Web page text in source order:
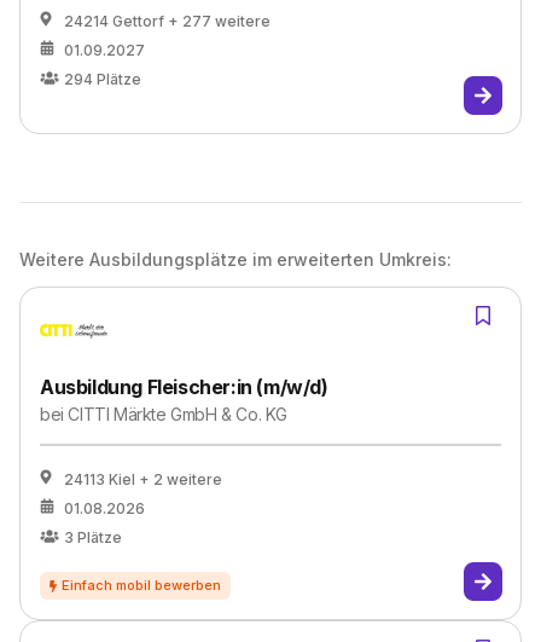
24214 Gettorf + 277 weitere
01.09.2027
294 Plätze
Weitere Ausbildungsplätze im erweiterten Umkreis:
Ausbildung Fleischer:in (m/w/d)
beiCITTI Märkte GmbH & Co. KG
24113 Kiel + 2 weitere
01.08.2026
3 Plätze